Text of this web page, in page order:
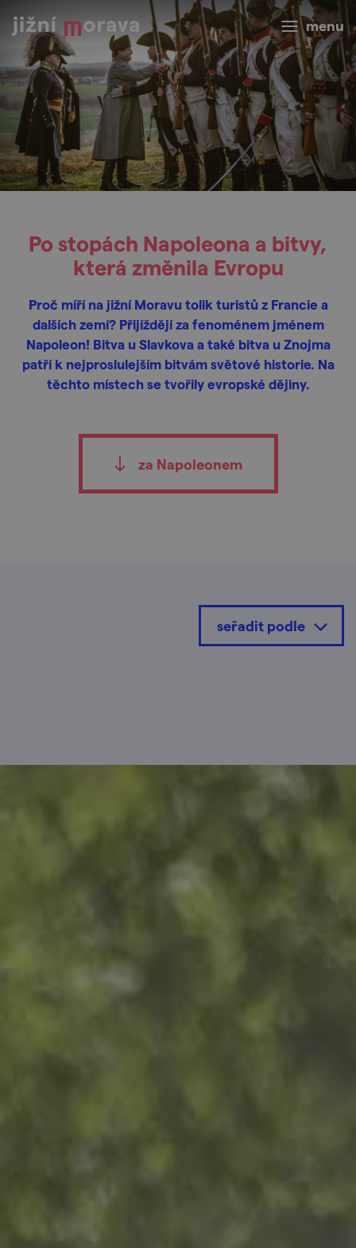
menu
Po stopách Napoleona a bitvy,
která změnila Evropu
Proč míří na jižní Moravu tolik turistů z Francie a
dalších zemí? Přijíždějí za fenoménem jménem
Napoleon! Bitva u Slavkova a také bitva u Znojma
patří k nejproslulejším bitvám světové historie. Na
těchto místech se tvořily evropské dějiny.
za Napoleonem
seřadit podle